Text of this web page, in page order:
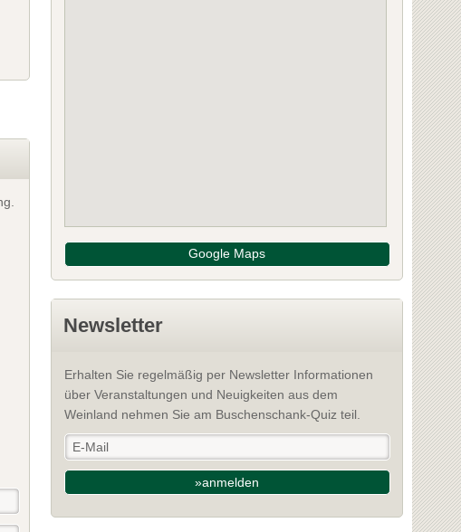
Google Maps
Newsletter
Erhalten Sie regelmäßig per Newsletter Informationen
über Veranstaltungen und Neuigkeiten aus dem
Weinland nehmen Sie am Buschenschank-Quiz teil.
»anmelden